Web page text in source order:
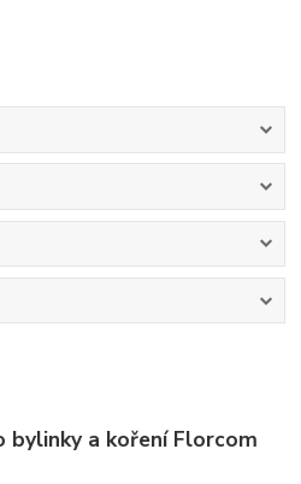
bylinky a koření Florcom